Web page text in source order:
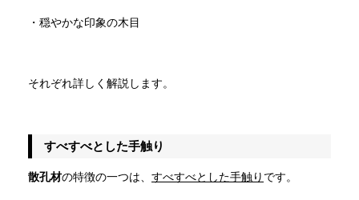
・穏やかな印象の木目
それぞれ詳しく解説します。
すべすべとした手触り
散孔材の特徴の一つは、 すべすべとした手触り です。